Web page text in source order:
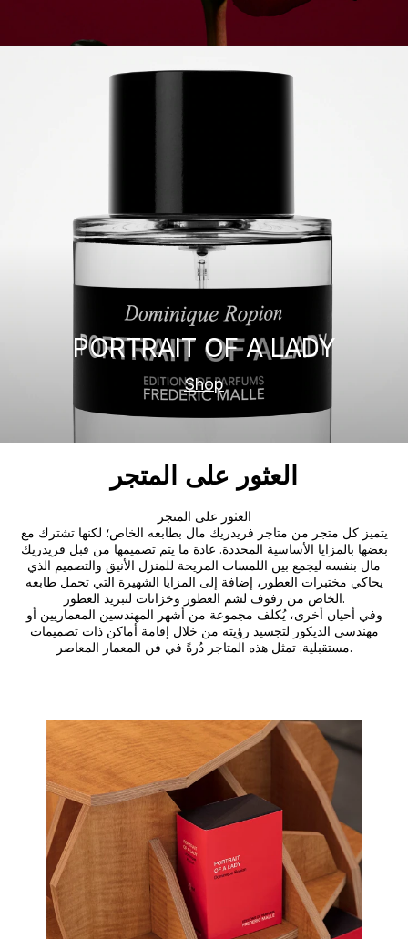
PORTRAIT OF A LADY
Shop
العثور على المتجر
العثور على المتجر
يتميز كل متجر من متاجر فريدريك مال بطابعه الخاص؛ لكنها تشترك مع
بعضها بالمزايا الأساسية المحددة. عادة ما يتم تصميمها من قبل فريدريك
مال بنفسه ليجمع بين اللمسات المريحة للمنزل الأنيق والتصميم الذي
يحاكي مختبرات العطور، إضافة إلى المزايا الشهيرة التي تحمل طابعه
الخاص من رفوف لشم العطور وخزانات لتبريد العطور.
وفي أحيان أخرى، يُكلف مجموعة من أشهر المهندسين المعماريين أو
مهندسي الديكور لتجسيد رؤيته من خلال إقامة أماكن ذات تصميمات
مستقبلية. تمثل هذه المتاجر دُرةً في فن المعمار المعاصر.